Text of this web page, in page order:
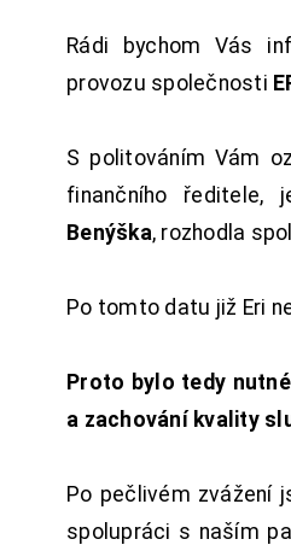
Rádi bychom Vás
provozu společnosti
S politováním Vám
finančního ředitele,
Benýška, rozhodla
Po tomto datu již Eri
Proto bylo tedy
a zachování kvality
Po pečlivém zvážení
spolupráci s naším